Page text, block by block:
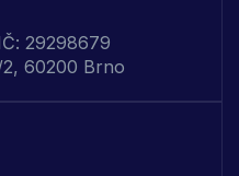
29298679
60200 Brno